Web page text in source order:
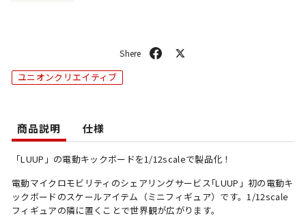
シ
ユニオンクリエイティブ
商品説明 仕様
「LUUP」の電動キックボードを1/12scaleで製品化！
電動マイクロモビリティのシェアリングサービス｢LUUP」初の電動キ
ックボードのスケールアイテム（ミニフィギュア）です。1/12scale
フィギュアの隣に置くことで世界観が広がります。